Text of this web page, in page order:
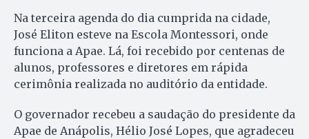
Na terceira agenda do dia cumprida na cidade,
José Eliton esteve na Escola Montessori, onde
funciona a Apae. Lá, foi recebido por centenas de
alunos, professores e diretores em rápida
cerimônia realizada no auditório da entidade.
O governador recebeu a saudação do presidente da
Apae de Anápolis, Hélio José Lopes, que agradeceu